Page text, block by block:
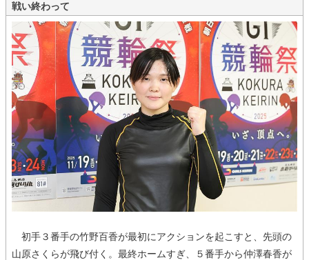
戦い終わって
初手３番手の竹野百香が最初にアクションを起こすと、先頭の
山原さくらが飛び付く。最終ホームすぎ、５番手から仲澤春香が